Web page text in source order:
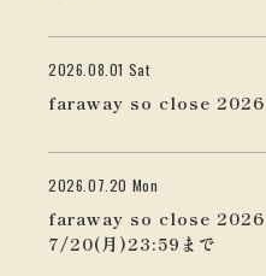
2026.08.01 Sat
faraway so close 2026
2026.07.20 Mon
faraway so close 2026
7/20(月)23:59まで